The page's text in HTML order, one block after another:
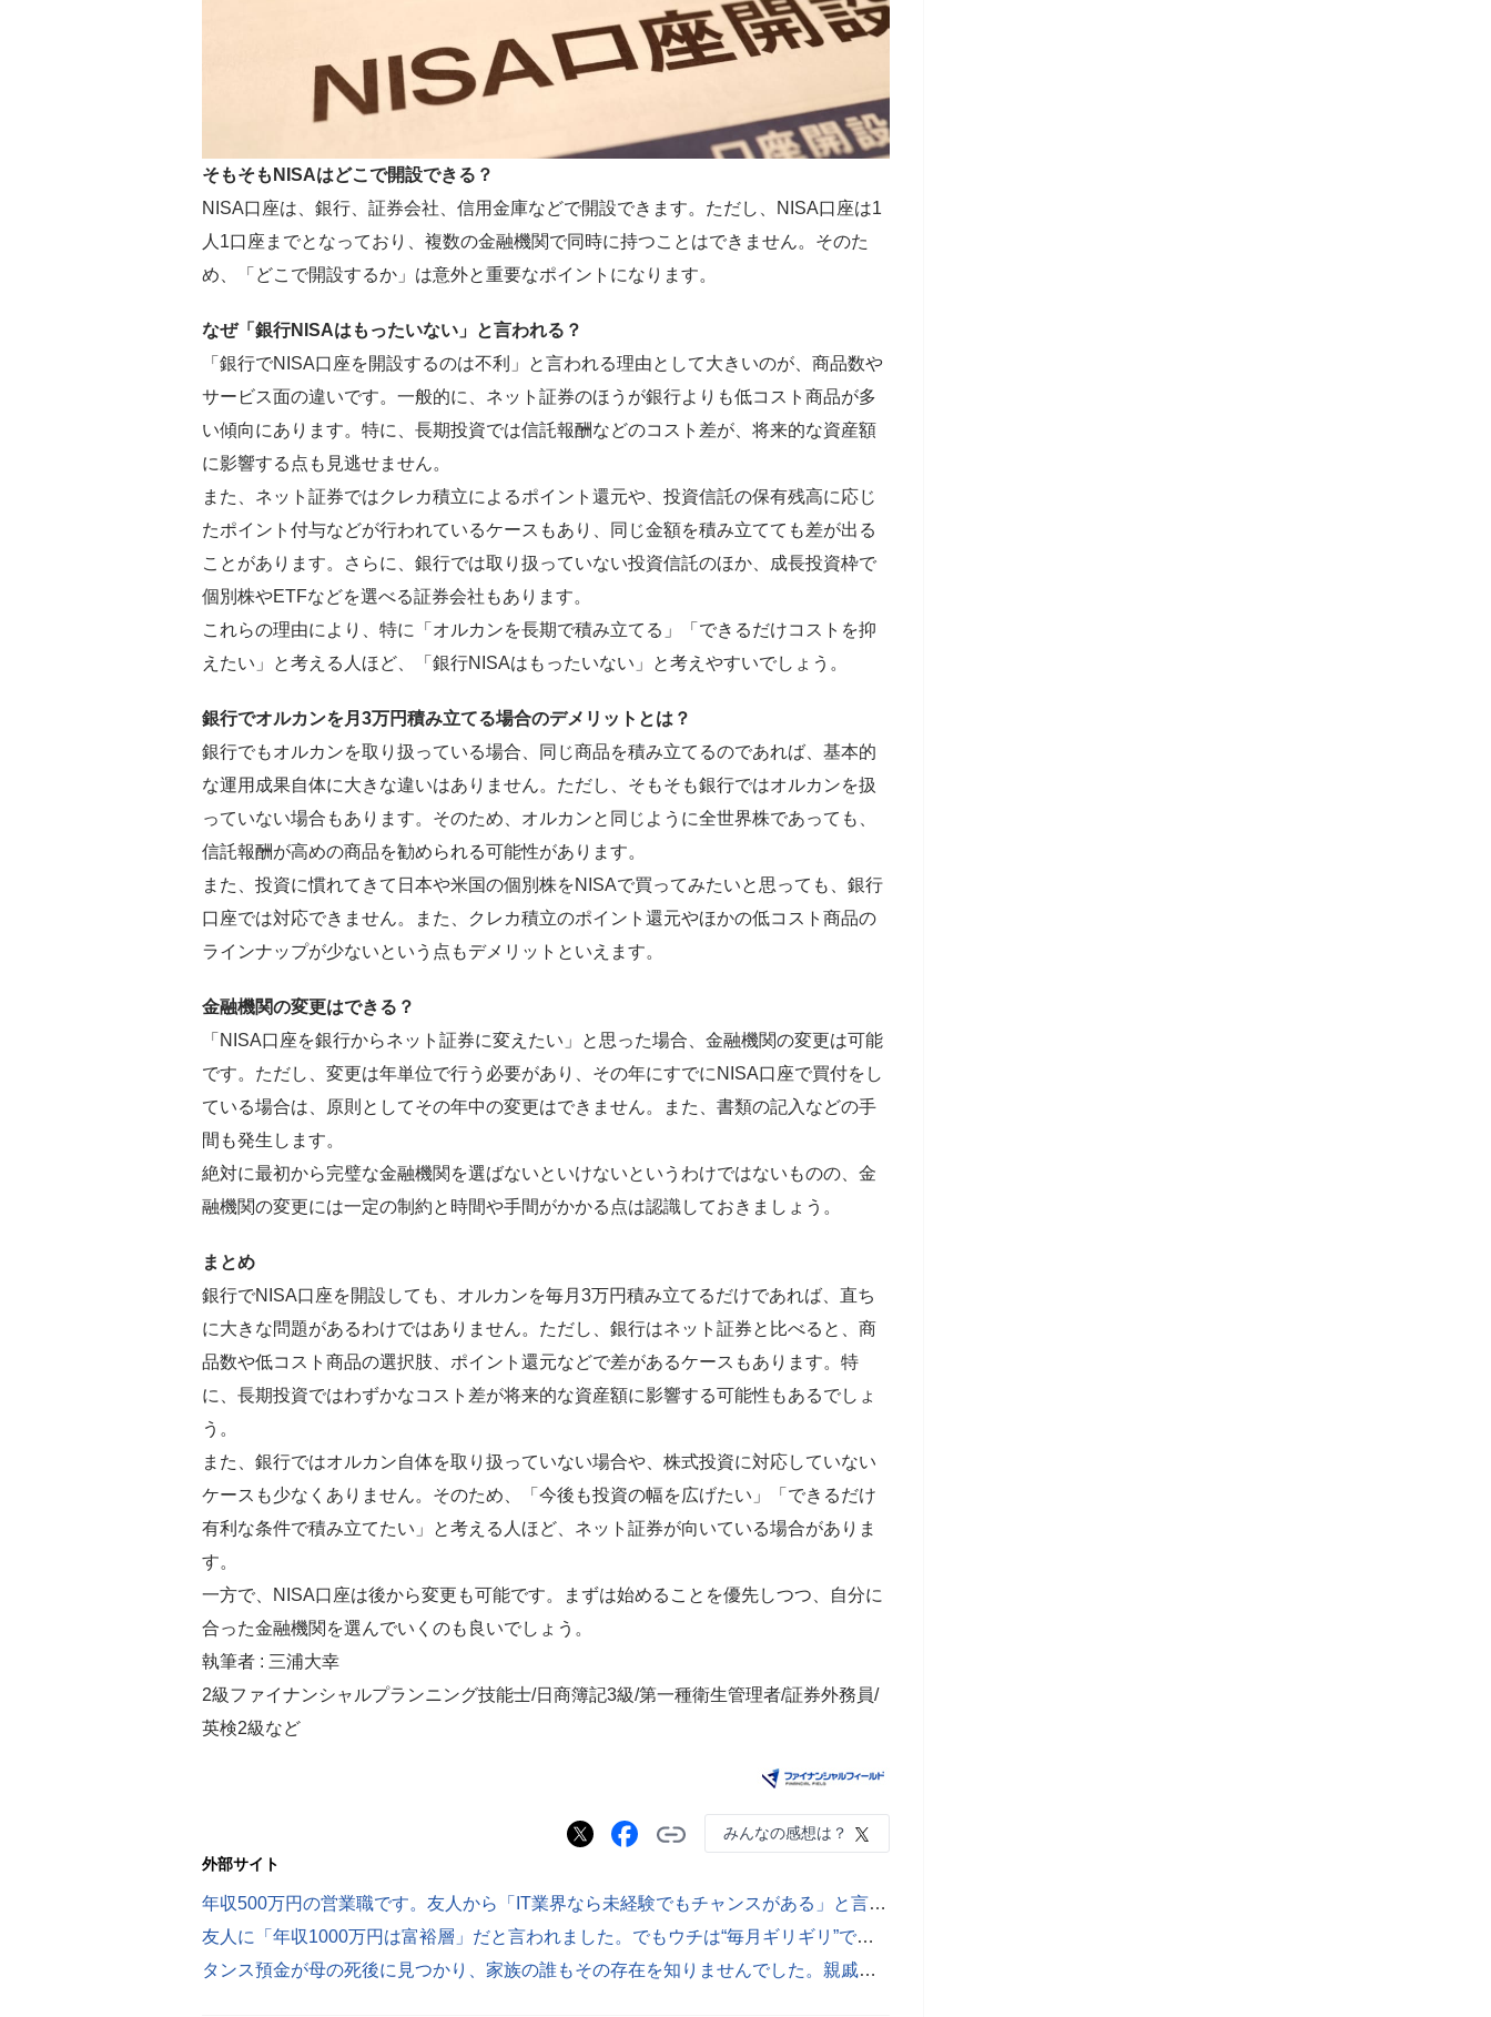
そもそもNISAはどこで開設できる？
NISA口座は、銀行、証券会社、信用金庫などで開設できます。ただし、NISA口座は1
人1口座までとなっており、複数の金融機関で同時に持つことはできません。そのた
め、「どこで開設するか」は意外と重要なポイントになります。
なぜ「銀行NISAはもったいない」と言われる？
「銀行でNISA口座を開設するのは不利」と言われる理由として大きいのが、商品数や
サービス面の違いです。一般的に、ネット証券のほうが銀行よりも低コスト商品が多
い傾向にあります。特に、長期投資では信託報酬などのコスト差が、将来的な資産額
に影響する点も見逃せません。
また、ネット証券ではクレカ積立によるポイント還元や、投資信託の保有残高に応じ
たポイント付与などが行われているケースもあり、同じ金額を積み立てても差が出る
ことがあります。さらに、銀行では取り扱っていない投資信託のほか、成長投資枠で
個別株やETFなどを選べる証券会社もあります。
これらの理由により、特に「オルカンを長期で積み立てる」「できるだけコストを抑
えたい」と考える人ほど、「銀行NISAはもったいない」と考えやすいでしょう。
銀行でオルカンを月3万円積み立てる場合のデメリットとは？
銀行でもオルカンを取り扱っている場合、同じ商品を積み立てるのであれば、基本的
な運用成果自体に大きな違いはありません。ただし、そもそも銀行ではオルカンを扱
っていない場合もあります。そのため、オルカンと同じように全世界株であっても、
信託報酬が高めの商品を勧められる可能性があります。
また、投資に慣れてきて日本や米国の個別株をNISAで買ってみたいと思っても、銀行
口座では対応できません。また、クレカ積立のポイント還元やほかの低コスト商品の
ラインナップが少ないという点もデメリットといえます。
金融機関の変更はできる？
「NISA口座を銀行からネット証券に変えたい」と思った場合、金融機関の変更は可能
です。ただし、変更は年単位で行う必要があり、その年にすでにNISA口座で買付をし
ている場合は、原則としてその年中の変更はできません。また、書類の記入などの手
間も発生します。
絶対に最初から完璧な金融機関を選ばないといけないというわけではないものの、金
融機関の変更には一定の制約と時間や手間がかかる点は認識しておきましょう。
まとめ
銀行でNISA口座を開設しても、オルカンを毎月3万円積み立てるだけであれば、直ち
に大きな問題があるわけではありません。ただし、銀行はネット証券と比べると、商
品数や低コスト商品の選択肢、ポイント還元などで差があるケースもあります。特
に、長期投資ではわずかなコスト差が将来的な資産額に影響する可能性もあるでしょ
う。
また、銀行ではオルカン自体を取り扱っていない場合や、株式投資に対応していない
ケースも少なくありません。そのため、「今後も投資の幅を広げたい」「できるだけ
有利な条件で積み立てたい」と考える人ほど、ネット証券が向いている場合がありま
す。
一方で、NISA口座は後から変更も可能です。まずは始めることを優先しつつ、自分に
合った金融機関を選んでいくのも良いでしょう。
執筆者 : 三浦大幸
2級ファイナンシャルプランニング技能士/日商簿記3級/第一種衛生管理者/証券外務員/
英検2級など
みんなの感想は？
外部サイト
年収500万円の営業職です。友人から「IT業界なら未経験でもチャンスがある」と言われましたが、30代から転職して年収を維持できるのでしょうか？
友人に「年収1000万円は富裕層」だと言われました。でもウチは“毎月ギリギリ”です。「余裕がある家庭」と「余裕がない家庭」の違いは何でしょうか？
タンス預金が母の死後に見つかり、家族の誰もその存在を知りませんでした。親戚に「遺産分割の前にきちんと整理しないと危ない」と言われたのですが、現金が後から出てきた場合はどう進めるのがよいのでしょうか？